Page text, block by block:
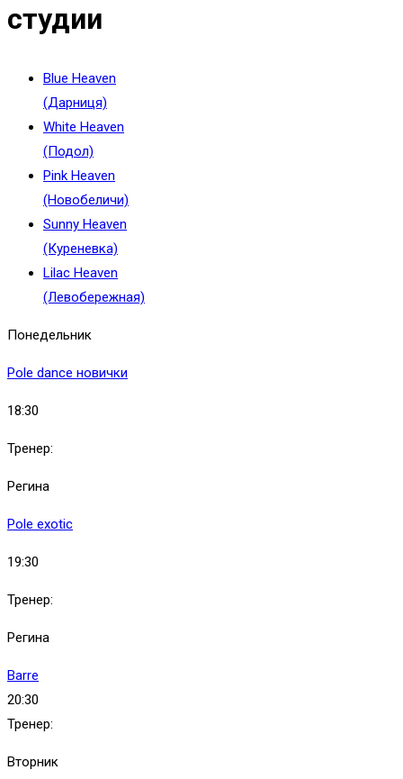
студии
Blue Heaven
(Дарниця)
White Heaven
(Подол)
Pink Heaven
(Новобеличи)
Sunny Heaven
(Куреневка)
Lilac Heaven
(Левобережная)
Понедельник
Pole dance новички
18:30
Тренер:
Регина
Pole exotic
19:30
Тренер:
Регина
Barre
20:30
Тренер:
Вторник